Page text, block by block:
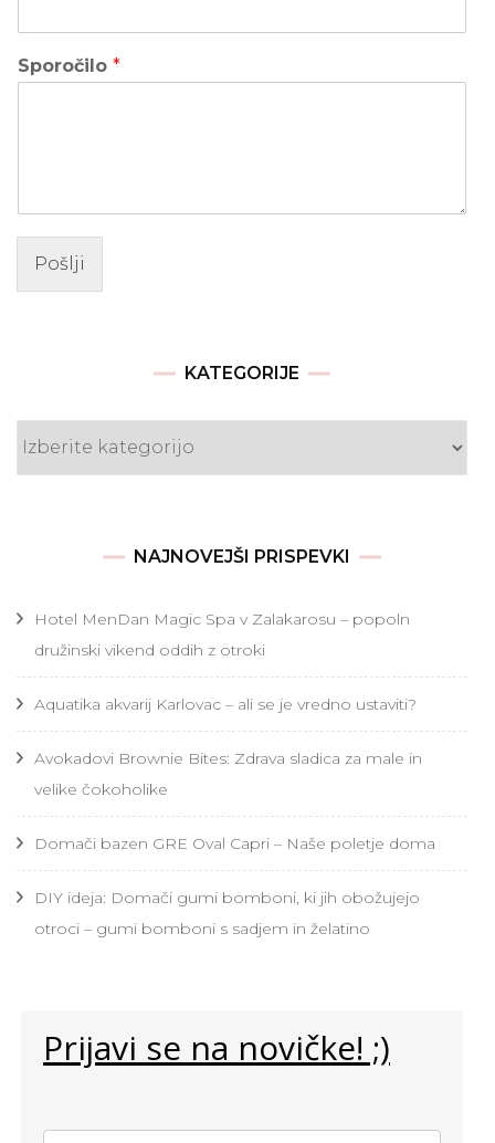
Sporočilo *
Pošlji
KATEGORIJE
Kategorije
NAJNOVEJŠI PRISPEVKI
Hotel MenDan Magic Spa v Zalakarosu – popoln
družinski vikend oddih z otroki
Aquatika akvarij Karlovac – ali se je vredno ustaviti?
Avokadovi Brownie Bites: Zdrava sladica za male in
velike čokoholike
Domači bazen GRE Oval Capri – Naše poletje doma
DIY ideja: Domači gumi bomboni, ki jih obožujejo
otroci – gumi bomboni s sadjem in želatino
Prijavi se na novičke! ;)